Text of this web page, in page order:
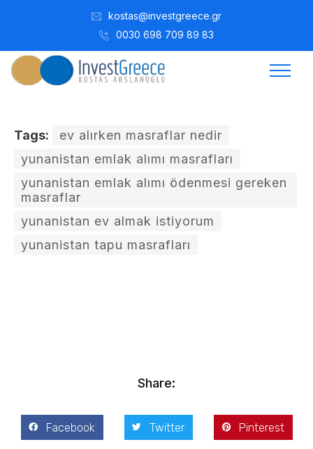
kostas@investgreece.gr
0030 698 709 89 83
Tags:
ev alırken masraflar nedir
yunanistan emlak alımı masrafları
yunanistan emlak alımı ödenmesi gereken
masraflar
yunanistan ev almak istiyorum
yunanistan tapu masrafları
Share:
Facebook Twitter Pinterest